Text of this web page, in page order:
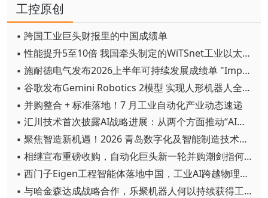
工控原创
▪ 跨国工业巨头财报里的中国成绩单
▪ 性能提升5至10倍 我国牵头制定的WiTSnet工业以太网国际标准正式发布
▪ 施耐德电气发布2026上半年可持续发展成绩单 "Impact 2030"路线图开局稳健
▪ 谷歌发布Gemini Robotics 2模型 实现人形机器人全身智能控制突破
▪ 并购整合 + 标准落地！7 月工业自动化产业动态速递
▪ 汇川技术首次披露AI战略进展：从两个方面推动“AI业务化”落地
▪ 聚焦智造新机遇！2026 青岛数字化及智能制造技术论坛圆满落幕
▪ 相继宣布重磅收购，自动化巨头新一轮并购潮剑指何方？
▪ 西门子Eigen工程智能体落地中国，工业AI跨越物理世界“确定性”拐点
▪ 与哈金森达成战略合作，乐聚机器人何以持续获得工业巨头青睐？